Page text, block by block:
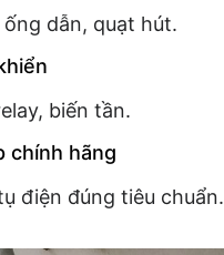
dẫn, quạt hút.
biến tần.
chính hãng
điện đúng tiêu chuẩn.